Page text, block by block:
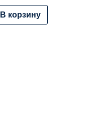
В корзину